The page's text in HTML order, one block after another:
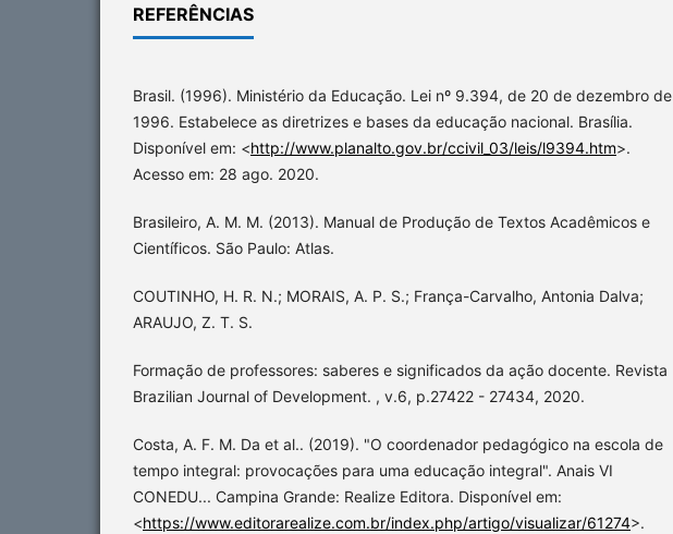
REFERÊNCIAS
Brasil. (1996). Ministério da Educação. Lei nº 9.394, de 20 de dezembro de
1996. Estabelece as diretrizes e bases da educação nacional. Brasília.
Disponível em: <http://www.planalto.gov.br/ccivil_03/leis/l9394.htm>.
Acesso em: 28 ago. 2020.
Brasileiro, A. M. M. (2013). Manual de Produção de Textos Acadêmicos e
Científicos. São Paulo: Atlas.
COUTINHO, H. R. N.; MORAIS, A. P. S.; França-Carvalho, Antonia Dalva;
ARAUJO, Z. T. S.
Formação de professores: saberes e significados da ação docente. Revista
Brazilian Journal of Development. , v.6, p.27422 - 27434, 2020.
Costa, A. F. M. Da et al.. (2019). "O coordenador pedagógico na escola de
tempo integral: provocações para uma educação integral". Anais VI
CONEDU... Campina Grande: Realize Editora. Disponível em:
<https://www.editorarealize.com.br/index.php/artigo/visualizar/61274>.